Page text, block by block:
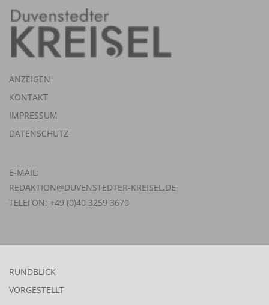
ANZEIGEN
KONTAKT
IMPRESSUM
DATENSCHUTZ
E-MAIL:
REDAKTION@DUVENSTEDTER-KREISEL.DE
TELEFON: +49 (0)40 3259 3670
RUNDBLICK
VORGESTELLT